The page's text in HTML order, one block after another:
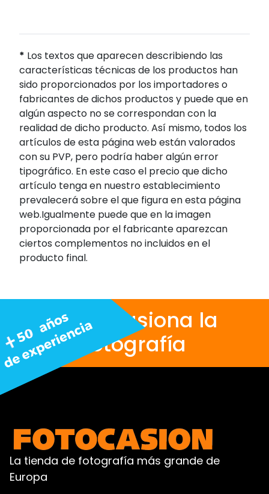
* Los textos que aparecen describiendo las
características técnicas de los productos han
sido proporcionados por los importadores o
fabricantes de dichos productos y puede que en
algún aspecto no se correspondan con la
realidad de dicho producto. Así mismo, todos los
artículos de esta página web están valorados
con su PVP, pero podría haber algún error
tipográfico. En este caso el precio que dicho
artículo tenga en nuestro establecimiento
prevalecerá sobre el que figura en esta página
web.Igualmente puede que en la imagen
proporcionada por el fabricante aparezcan
ciertos complementos no incluidos en el
producto final.
Nos apasiona la
fotografía
La tienda de fotografía más grande de
Europa